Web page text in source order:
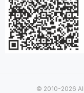
© 2010-2026